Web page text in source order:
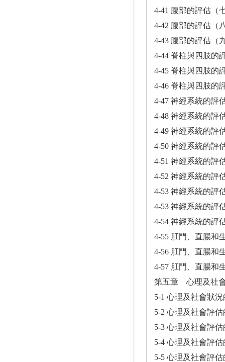
4-41 腹部的評估（
4-42 腹部的評估（
4-43 腹部的評估（
4-44 脊柱與四肢的
4-45 脊柱與四肢的
4-46 脊柱與四肢的
4-47 神經系統的評
4-48 神經系統的評
4-49 神經系統的評
4-50 神經系統的評
4-51 神經系統的評
4-52 神經系統的評
4-53 神經系統的評
4-53 神經系統的評
4-54 神經系統的評
4-55 肛門、直腸和
4-56 肛門、直腸和
4-57 肛門、直腸和
第五章 心理及社
5-1 心理及社會狀
5-2 心理及社會評
5-3 心理及社會評
5-4 心理及社會評
5-5 心理及社會評